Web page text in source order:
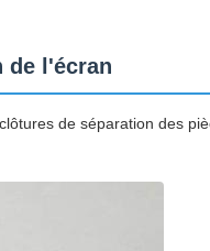
de l'écran
de séparation des